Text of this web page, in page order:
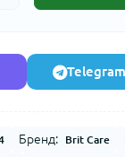
Telegram
Бренд: Brit Care